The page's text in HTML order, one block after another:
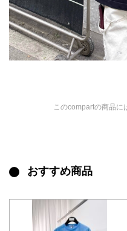
このcompartの商品に
おすすめ商品